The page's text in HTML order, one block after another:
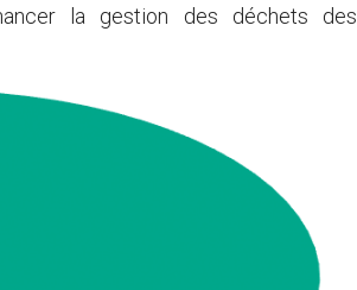
la gestion des déchets des